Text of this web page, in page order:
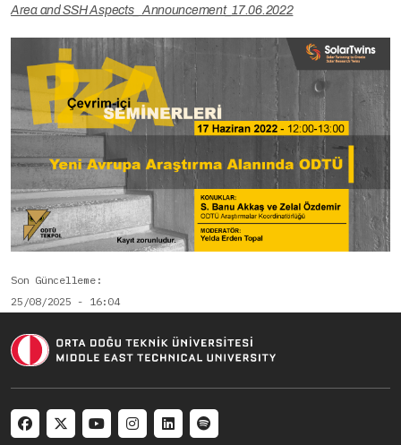
Area and SSH Aspects_ Announcement_17.06.2022
Son Güncelleme
25/08/2025 - 16:04
Social menu